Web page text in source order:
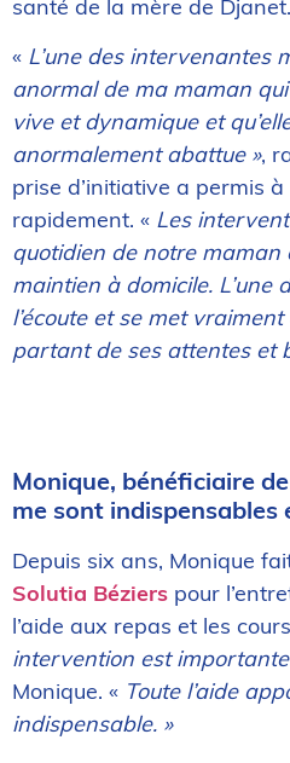
santé de la mère de Djanet.
« L’une des intervenantes
anormal de ma maman
vive et dynamique et
anormalement abattue »,
prise d’initiative a permis à
rapidement. « Les
quotidien de notre maman
maintien à domicile. L’une
l’écoute et se met
partant de ses attentes et
Monique, bénéficiaire
me sont indispensables
Depuis six ans, Monique
Solutia Béziers pour
l’aide aux repas et les
intervention est
Monique. « Toute l’aide
indispensable. »